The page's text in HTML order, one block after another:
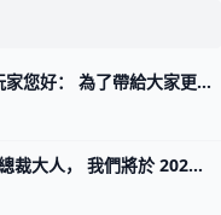
《三國志侵略版》9/14 (四) 维护 親愛的玩家您好： 為了帶給大家更優質的遊戲體驗，伺服器將於9/14(四)10:00-11:30進行例行性停服維護，還請維護前領取好獎勵並提早下
《夢姬》9/3 (二) 维护 各位總裁大人， 我們將於 2024年9月3日(二) 10:00 (GMT+8) 進行維護更新， 預計於12:00 (GMT+8) 完成維護過程，請耐心等候。 期間玩家將無法登入及進行遊戲。為